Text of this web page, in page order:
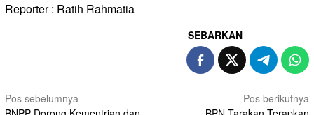
Reporter : Ratih Rahmatia
SEBARKAN
Navigasi
Pos sebelumnya
Pos berikutnya